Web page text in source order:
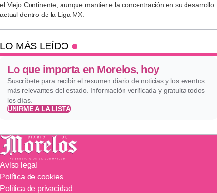
el Viejo Continente, aunque mantiene la concentración en su desarrollo
actual dentro de la Liga MX.
LO MÁS LEÍDO
Lo que importa en Morelos, hoy
Suscríbete para recibir el resumen diario de noticias y los eventos
más relevantes del estado. Información verificada y gratuita todos
los días.
UNIRME A LA LISTA
Aviso legal
Política de cookies
Política de privacidad